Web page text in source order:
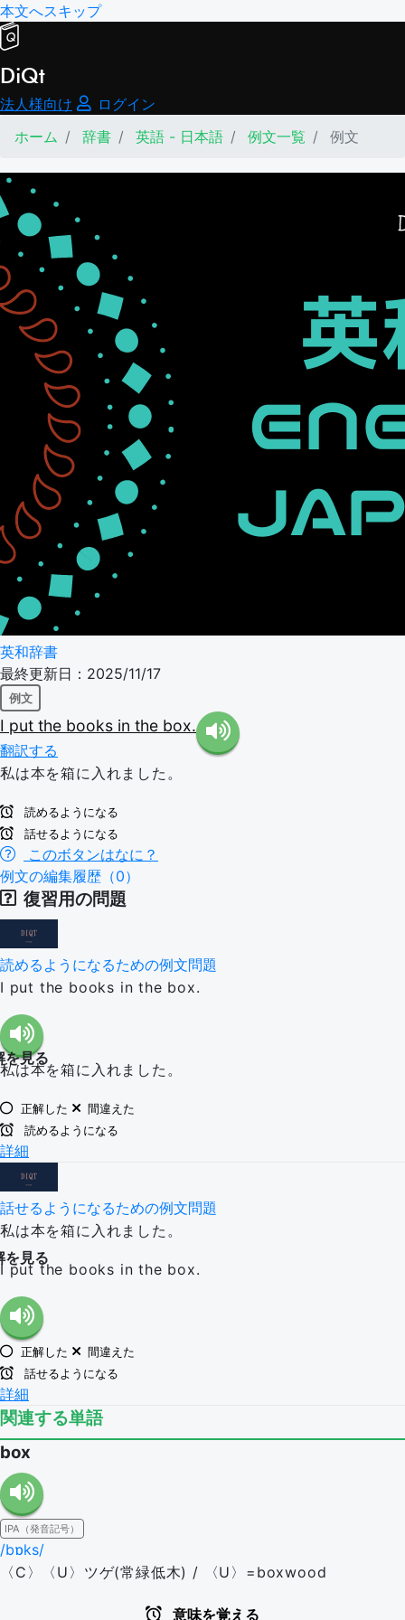
本文へスキップ
DiQt
法人様向け
ログイン
ホーム
辞書 英語 - 日本語 例文一覧 例文
英和辞書
最終更新日：2025/11/17
例文
I put the books in the box.
翻訳する
私は本を箱に入れました。
読めるようになる
話せるようになる
このボタンはなに？
例文の編集履歴（0）
復習用の問題
読めるようになるための例文問題
I put the books in the box.
を見る
私は本を箱に入れました。
正解した
間違えた
読めるようになる
詳細
話せるようになるための例文問題
私は本を箱に入れました。
を見る
I put the books in the box.
正解した
間違えた
話せるようになる
詳細
関連する単語
box
IPA（発音記号）
/bɒks/
〈C〉〈U〉ツゲ(常緑低木) / 〈U〉=boxwood
意味を覚える